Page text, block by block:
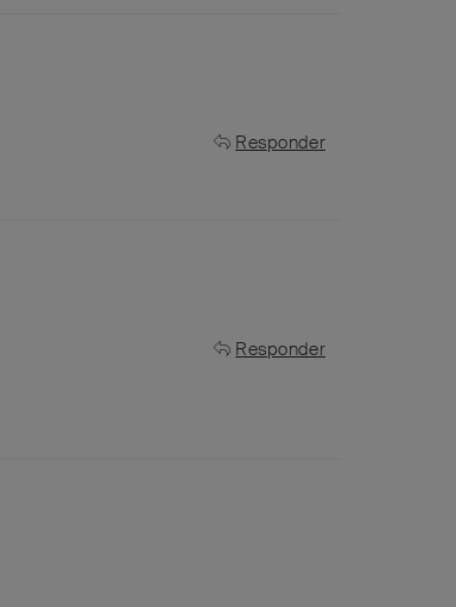
Responder
Responder